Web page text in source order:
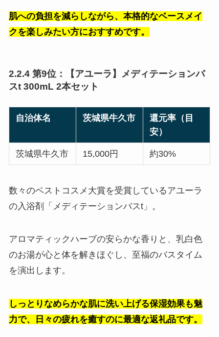
肌への負担を減らしながら、本格的なベースメイ
クを楽しみたい方におすすめです。
2.2.4 第9位：【アユーラ】メディテーションバ
スt 300mL 2本セット
自治体名 茨城県牛久市
還元率（目
安）
茨城県牛久市 15,000円 約30%
数々のベストコスメ大賞を受賞しているアユーラ
の入浴剤「メディテーションバスt」。
アロマティックハーブの安らかな香りと、乳白色
のお湯が心と体を解きほぐし、至福のバスタイム
を演出します。
しっとりなめらかな肌に洗い上げる保湿効果も魅
力で、日々の疲れを癒すのに最適な返礼品です。